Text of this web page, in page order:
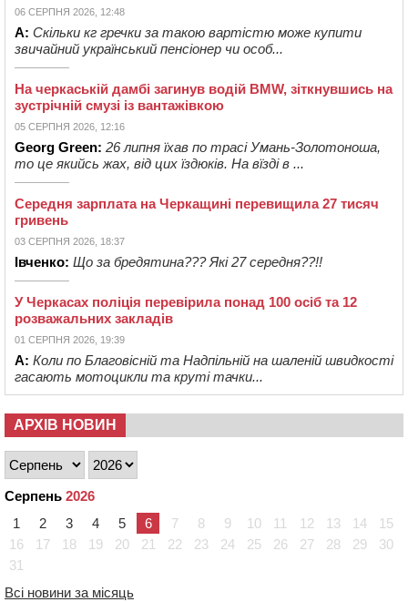
06 СЕРПНЯ 2026, 12:48
А: Скільки кг гречки за такою вартістю може купити
звичайний український пенсіонер чи особ...
На черкаській дамбі загинув водій BMW, зіткнувшись на
зустрічній смузі із вантажівкою
05 СЕРПНЯ 2026, 12:16
Georg Green: 26 липня їхав по трасі Умань-Золотоноша,
то це якийсь жах, від цих їздюків. На вїзді в ...
Середня зарплата на Черкащині перевищила 27 тисяч
гривень
03 СЕРПНЯ 2026, 18:37
Івченко: Що за бредятина??? Які 27 середня??!!
У Черкасах поліція перевірила понад 100 осіб та 12
розважальних закладів
01 СЕРПНЯ 2026, 19:39
А: Коли по Благовісній та Надпільній на шаленій швидкості
гасають мотоцикли та круті тачки...
АРХІВ НОВИН
Серпень 2026
1
2 3 4 5 6 7 8 9 10 11 12 13 14
15
16
17 18 19 20 21 22 23 24 25 26 27 28 29
30
31
Всі новини за місяць